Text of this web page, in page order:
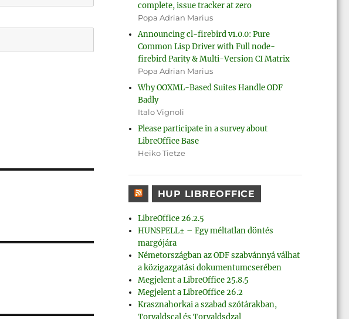
complete, issue tracker at zero
Popa Adrian Marius
Announcing cl-firebird v1.0.0: Pure
Common Lisp Driver with Full node-
firebird Parity & Multi-Version CI Matrix
Popa Adrian Marius
Why OOXML-Based Suites Handle ODF
Badly
Italo Vignoli
Please participate in a survey about
LibreOffice Base
Heiko Tietze
HUP LIBREOFFICE
LibreOffice 26.2.5
HUNSPELL± – Egy méltatlan döntés
margójára
Németországban az ODF szabvánnyá válhat
a közigazgatási dokumentumcserében
Megjelent a LibreOffice 25.8.5
Megjelent a LibreOffice 26.2
Krasznahorkai a szabad szótárakban,
Torvaldscal és Torvaldsdzal